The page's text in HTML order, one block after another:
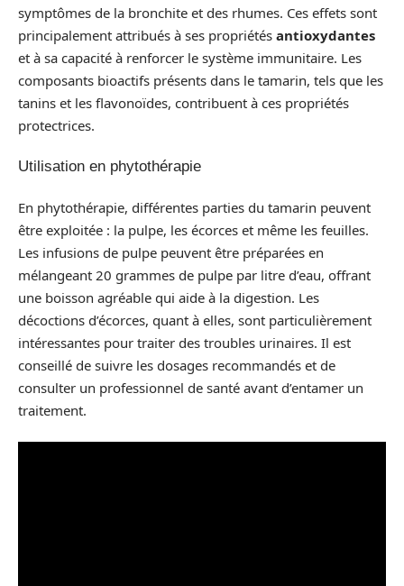
symptômes de la bronchite et des rhumes. Ces effets sont
principalement attribués à ses propriétés antioxydantes
et à sa capacité à renforcer le système immunitaire. Les
composants bioactifs présents dans le tamarin, tels que les
tanins et les flavonoïdes, contribuent à ces propriétés
protectrices.
Utilisation en phytothérapie
En phytothérapie, différentes parties du tamarin peuvent
être exploitée : la pulpe, les écorces et même les feuilles.
Les infusions de pulpe peuvent être préparées en
mélangeant 20 grammes de pulpe par litre d’eau, offrant
une boisson agréable qui aide à la digestion. Les
décoctions d’écorces, quant à elles, sont particulièrement
intéressantes pour traiter des troubles urinaires. Il est
conseillé de suivre les dosages recommandés et de
consulter un professionnel de santé avant d’entamer un
traitement.